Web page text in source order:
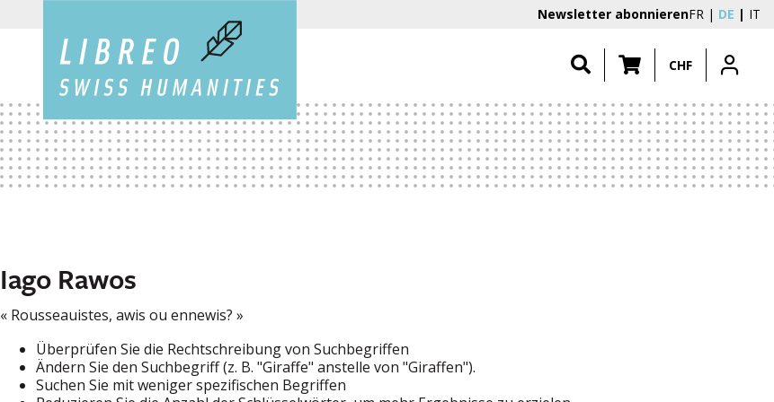
Newsletter abonnierenFR DE IT
CHF
Iago Rawos
« Rousseauistes, awis ou ennewis? »
Überprüfen Sie die Rechtschreibung von Suchbegriffen
Ändern Sie den Suchbegriff (z. B. "Giraffe" anstelle von "Giraffen").
Suchen Sie mit weniger spezifischen Begriffen